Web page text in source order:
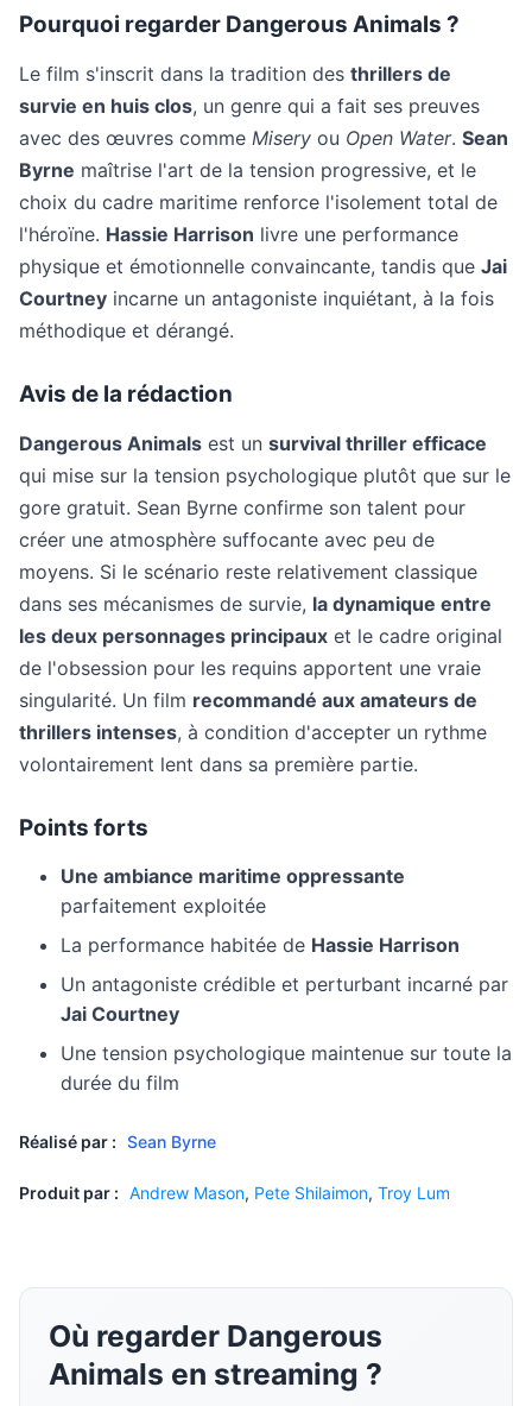
Pourquoi regarder Dangerous Animals ?
Le film s'inscrit dans la tradition des thrillers de
survie en huis clos, un genre qui a fait ses preuves
avec des œuvres comme Misery ou Open Water. Sean
Byrne maîtrise l'art de la tension progressive, et le
choix du cadre maritime renforce l'isolement total de
l'héroïne. Hassie Harrison livre une performance
physique et émotionnelle convaincante, tandis que Jai
Courtney incarne un antagoniste inquiétant, à la fois
méthodique et dérangé.
Avis de la rédaction
Dangerous Animals est un survival thriller efficace
qui mise sur la tension psychologique plutôt que sur le
gore gratuit. Sean Byrne confirme son talent pour
créer une atmosphère suffocante avec peu de
moyens. Si le scénario reste relativement classique
dans ses mécanismes de survie, la dynamique entre
les deux personnages principaux et le cadre original
de l'obsession pour les requins apportent une vraie
singularité. Un film recommandé aux amateurs de
thrillers intenses, à condition d'accepter un rythme
volontairement lent dans sa première partie.
Points forts
Une ambiance maritime oppressante
parfaitement exploitée
La performance habitée de Hassie Harrison
Un antagoniste crédible et perturbant incarné par
Jai Courtney
Une tension psychologique maintenue sur toute la
durée du film
Réalisé par : Sean Byrne
Produit par : Andrew Mason, Pete Shilaimon, Troy Lum
Où regarder Dangerous
Animals en streaming ?